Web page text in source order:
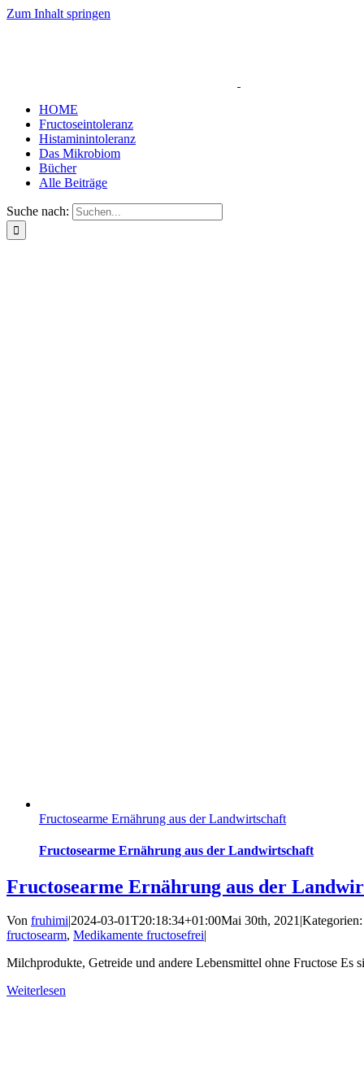
Zum Inhalt springen
HOME
Fructoseintoleranz
Histaminintoleranz
Das Mikrobiom
Bücher
Alle Beiträge
Suche nach:
Fructosearme Ernährung aus der Landwirtschaft
Fructosearme Ernährung aus der Landwirtschaft
Fructosearme Ernährung aus der
Von fruhimi|2024-03-01T20:18:34+01:00Mai 30th, 2021|
fructosearm, Medikamente fructosefrei|
Milchprodukte, Getreide und andere Lebensmittel ohne Fructose Es
Weiterlesen